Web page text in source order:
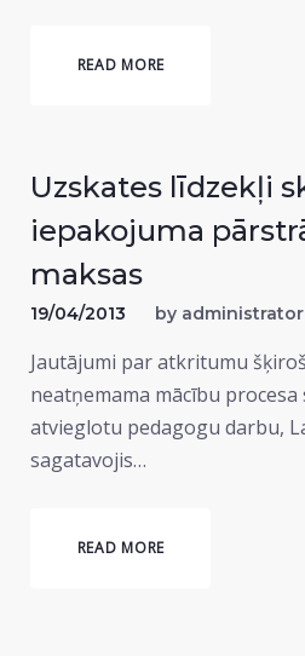
READ MORE
Uzskates līdzekļi
iepakojuma
maksas
19/04/2013 by administrator
Jautājumi par atkritumu
neatņemama mācību procesa
atvieglotu pedagogu darbu,
sagatavojis…
READ MORE